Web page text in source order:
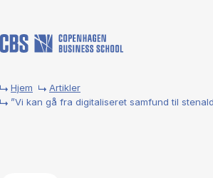
Hjem
Artikler
”Vi kan gå fra digitaliseret samfund til